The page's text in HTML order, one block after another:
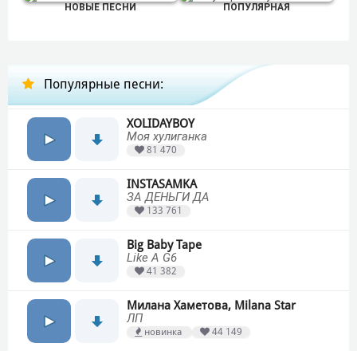
НОВЫЕ ПЕСНИ ПОПУЛЯРНАЯ
Популярные песни:
XOLIDAYBOY
Моя хулиганка
81 470
INSTASAMKA
ЗА ДЕНЬГИ ДА
133 761
Big Baby Tape
Like A G6
41 382
Милана Хаметова, Milana Star
ЛП
новинка 44 149